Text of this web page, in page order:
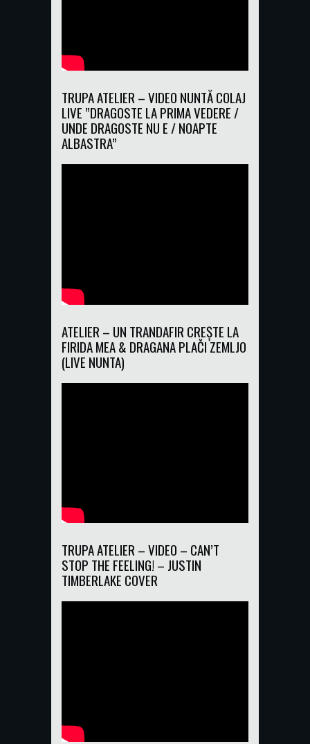
TRUPA ATELIER – VIDEO NUNTĂ COLAJ
LIVE ”DRAGOSTE LA PRIMA VEDERE /
UNDE DRAGOSTE NU E / NOAPTE
ALBASTRA”
ATELIER – UN TRANDAFIR CREȘTE LA
FIRIDA MEA & DRAGANA PLAČI ZEMLJO
(LIVE NUNTA)
TRUPA ATELIER – VIDEO – CAN’T
STOP THE FEELING! – JUSTIN
TIMBERLAKE COVER